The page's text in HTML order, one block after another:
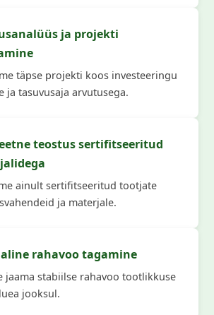
ja projekti
täpse projekti koos investeeringu
ja tasuvusaja arvutusega.
teostus sertifitseeritud
ainult sertifitseeritud tootjate
ja materjale.
rahavoo tagamine
jaama stabiilse rahavoo tootlikkuse
jooksul.